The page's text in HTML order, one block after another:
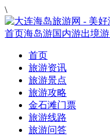
\
首页海岛游国内游出境游
首页
旅游资讯
旅游景点
旅游攻略
金石滩门票
旅游线路
旅游问答